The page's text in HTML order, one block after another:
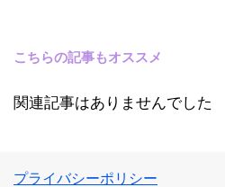
こちらの記事もオススメ
関連記事はありませんでした
プライバシーポリシー